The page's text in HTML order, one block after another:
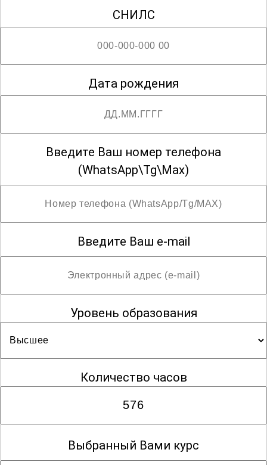
СНИЛС
Дата рождения
Введите Ваш номер телефона
(WhatsApp\Tg\Max)
Введите Ваш e-mail
Уровень образования
Количество часов
Выбранный Вами курс